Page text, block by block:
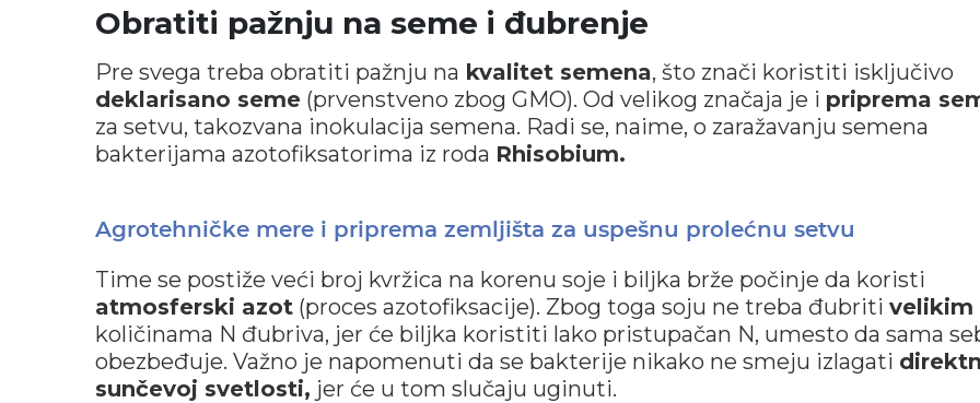
Obratiti pažnju na seme i đubrenje
Pre svega treba obratiti pažnju na kvalitet semena, što znači koristiti isključivo
deklarisano seme (prvenstveno zbog GMO). Od velikog značaja je i priprema
za setvu, takozvana inokulacija semena. Radi se, naime, o zaražavanju semena
bakterijama azotofiksatorima iz roda Rhisobium.
Agrotehničke mere i priprema zemljišta za uspešnu prolećnu setvu
Time se postiže veći broj kvržica na korenu soje i biljka brže počinje da koristi
atmosferski azot (proces azotofiksacije). Zbog toga soju ne treba đubriti velikim
količinama N đubriva, jer će biljka koristiti lako pristupačan N, umesto da sama
obezbeđuje. Važno je napomenuti da se bakterije nikako ne smeju izlagati
sunčevoj svetlosti, jer će u tom slučaju uginuti.